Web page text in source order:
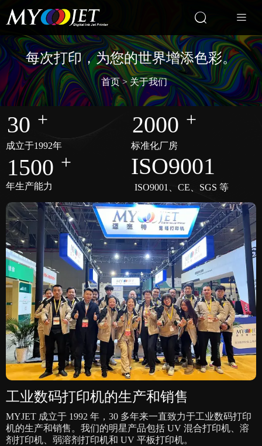
 
每次打印，为您的世界增添色彩。
首页>关于我们
30
成立于1992年
2000
标准化厂房
1500
年生产能力
ISO9001
ISO9001、CE、SGS 等
工业数码打印机的生产和销售
MYJET 成立于 1992 年，30 多年来一直致力于工业数码打印
机的生产和销售。我们的明星产品包括 UV 混合打印机、溶
剂打印机、弱溶剂打印机和 UV 平板打印机。